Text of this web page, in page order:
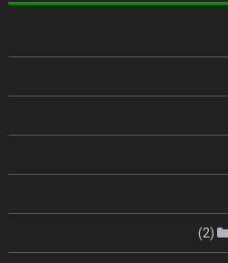
(2)